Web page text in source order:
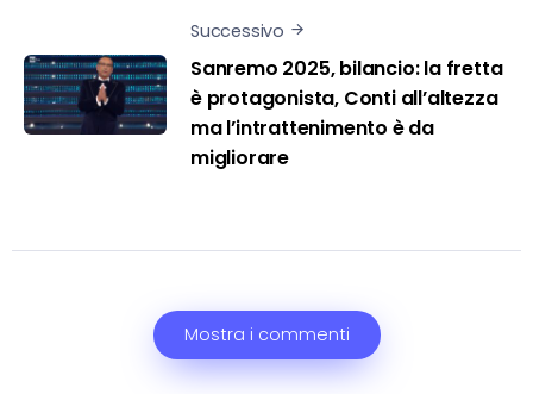
Successivo
Sanremo 2025, bilancio: la fretta
è protagonista, Conti all’altezza
ma l’intrattenimento è da
migliorare
Mostra i commenti